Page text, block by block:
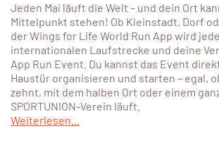
Jeden Mai läuft die Welt – und dein Ort
Mittelpunkt stehen! Ob Kleinstadt, Dorf
der Wings for Life World Run App wird
internationalen Laufstrecke und deine
App Run Event. Du kannst das Event
Haustür organisieren und starten – egal,
zehnt, mit dem halben Ort oder einem
SPORTUNION-Verein läuft.
Weiterlesen...